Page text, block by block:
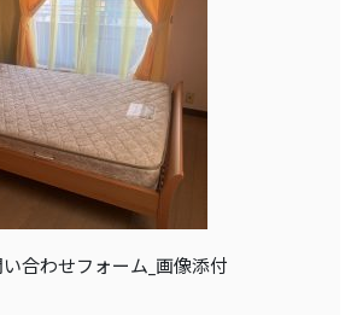
合わせフォーム_画像添付